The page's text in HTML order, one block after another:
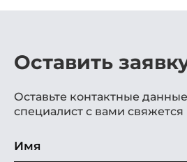
Оставить
Оставьте контактные
специалист с вами свяжется